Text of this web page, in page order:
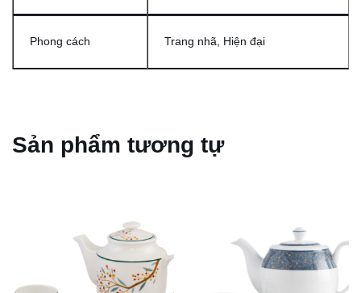
Phong cách Trang nhã, Hiện đại
Sản phẩm tương tự